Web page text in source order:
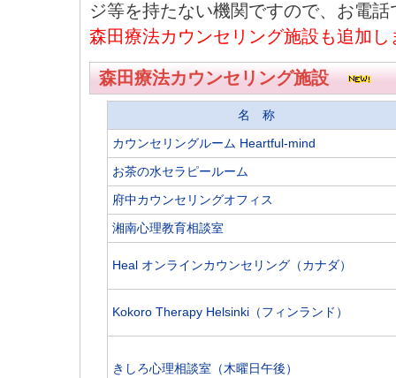
ジ等を持たない機関ですので、お電
森田療法カウンセリング施設も追加し
森田療法カウンセリング施設
名 称
カウンセリングルーム Heartful-mind
お茶の水セラピールーム
府中カウンセリングオフィス
湘南心理教育相談室
Heal オンラインカウンセリング（カナダ）
Kokoro Therapy Helsinki（フィンランド）
きしろ心理相談室（木曜日午後）